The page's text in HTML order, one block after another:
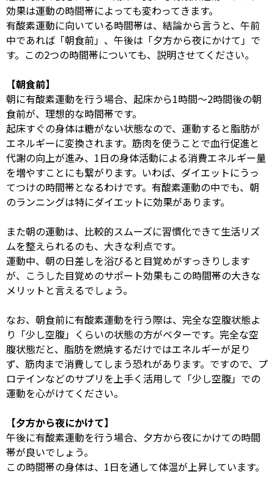
効果は運動の時間帯によっても変わってきます。
有酸素運動に向いている時間帯は、結論から言うと、午前
中であれば「朝食前」、午後は「夕方から夜にかけて」で
す。この2つの時間帯についても、説明させてください。
【朝食前】
朝に有酸素運動を行う場合、起床から1時間～2時間後の朝
食前が、理想的な時間帯です。
起床すぐの身体は糖がない状態なので、運動すると脂肪が
エネルギーに変換されます。筋肉を使うことで血行促進と
代謝の向上が進み、 1日の身体活動による消費エネルギー量
を増やすことにも繋がります。いわば、ダイエットにうっ
てつけの時間帯となるわけです。有酸素運動の中でも、朝
のランニングは特にダイエットに効果があります。
また朝の運動は、比較的スムーズに習慣化できて生活リズ
ムを整えられるのも、大きな利点です。
運動中、朝の日差しを浴びると目覚めがすっきりします
が、こうした目覚めのサポート効果もこの時間帯の大きな
メリットと言えるでしょう。
なお、朝食前に有酸素運動を行う際は、完全な空腹状態よ
り「少し空腹」くらいの状態の方がベターです。完全な空
腹状態だと、脂肪を燃焼するだけではエネルギーが足り
ず、筋肉まで消費してしまう恐れがあります。ですので、プ
ロテインなどのサプリを上手く活用して「少し空腹」での
運動を心がけてください。
【夕方から夜にかけて】
午後に有酸素運動を行う場合、夕方から夜にかけての時間
帯が良いでしょう。
この時間帯の身体は、 1日を通して体温が上昇しています。